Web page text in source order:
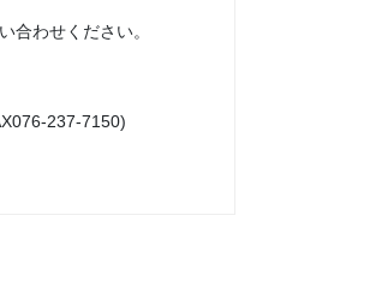
合わせください。
237-7150)